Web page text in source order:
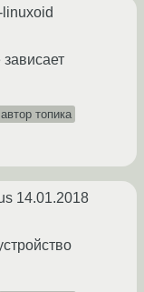
автор топика
14.01.2018